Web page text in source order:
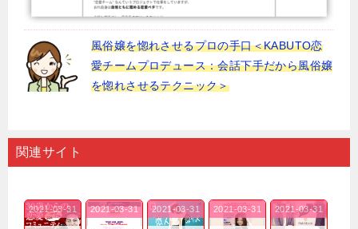
風俗嬢を惚れさせるプロの手口＜KABUTO恋
愛チームプロデュース：会話下手だから風俗嬢
を惚れさせるテクニック＞
関連サイト
2021-03-31 2021-03-31 2021-03-31 2021-03-31 2021-03-31